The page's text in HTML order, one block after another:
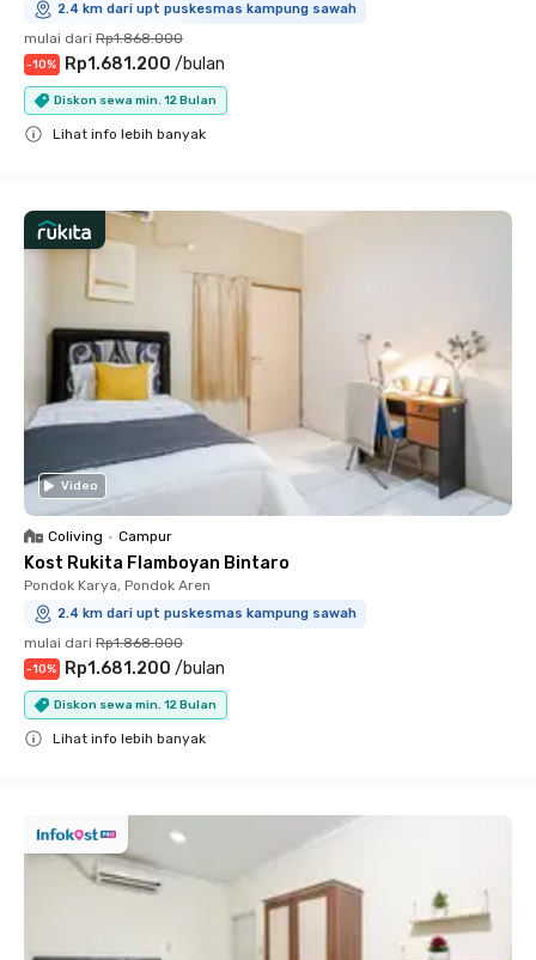
2.4 km dari upt puskesmas kampung sawah
mulai dari Rp1.868.000
-10% Rp1.681.200 /bulan
Diskon sewa min. 12 Bulan
Lihat info lebih banyak
Video
Coliving • Campur
Kost Rukita Flamboyan Bintaro
Pondok Karya, Pondok Aren
2.4 km dari upt puskesmas kampung sawah
mulai dari Rp1.868.000
-10% Rp1.681.200 /bulan
Diskon sewa min. 12 Bulan
Lihat info lebih banyak